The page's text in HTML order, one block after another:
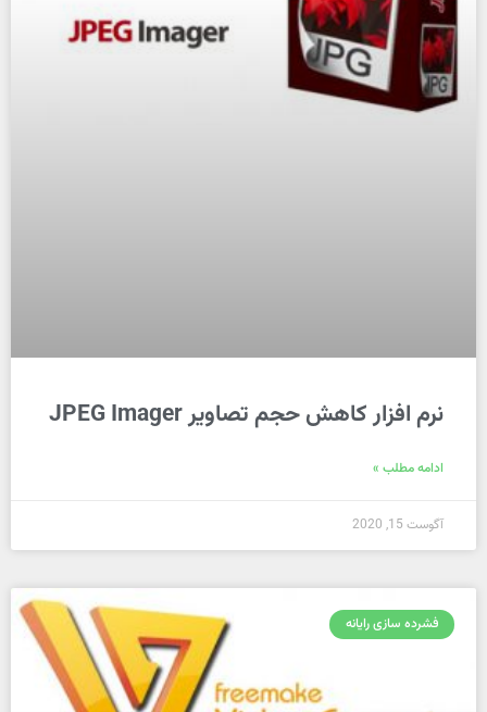
نرم افزار کاهش حجم تصاویر JPEG Imager
ادامه مطلب »
آگوست 15, 2020
فشرده سازی رایانه